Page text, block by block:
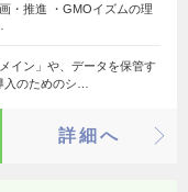
・推進 ・GMOイズムの理
イン」や、データを保管す
入のためのシ…
詳細へ